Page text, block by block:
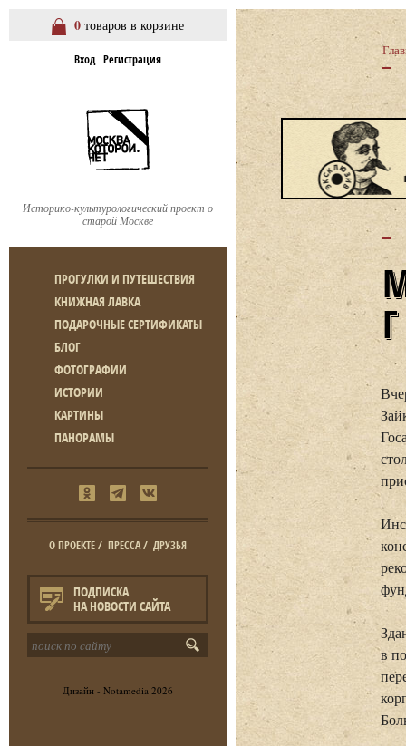
0 товаров в корзине
Вход Регистрация
Историко-культурологический проект о
старой Москве
ПРОГУЛКИ И ПУТЕШЕСТВИЯ
КНИЖНАЯ ЛАВКА
ПОДАРОЧНЫЕ СЕРТИФИКАТЫ
БЛОГ
ФОТОГРАФИИ
ИСТОРИИ
КАРТИНЫ
ПАНОРАМЫ
О ПРОЕКТЕ/ ПРЕССА/ ДРУЗЬЯ
ПОДПИСКА
НА НОВОСТИ САЙТА
Дизайн - Notamedia 2026
в